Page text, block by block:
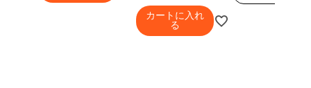
カートに入れ
る